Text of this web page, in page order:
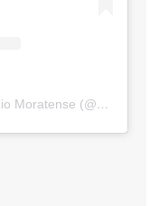
Um post compartilhado por Rádio Moratense (@radio_moratense)